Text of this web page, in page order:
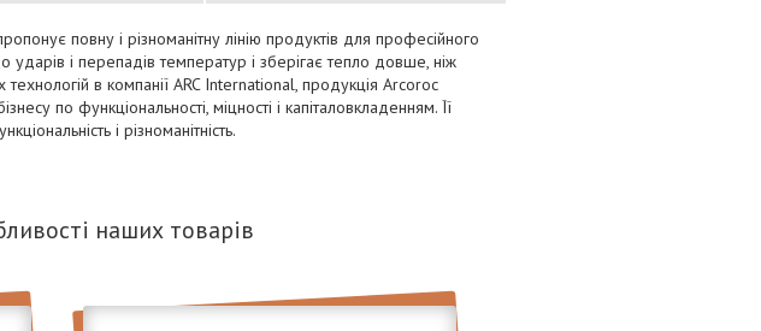
повну і різноманітну лінію продуктів для професійного
і перепадів температур і зберігає тепло довше, ніж
в компанії ARC International, продукція Arcoroc
по функціональності, міцності і капіталовкладенням. Її
і різноманітність.
наших товарів